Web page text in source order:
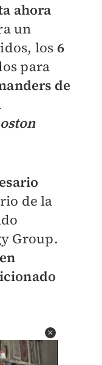
ahora
un
los 6
para
de
de la
Group.